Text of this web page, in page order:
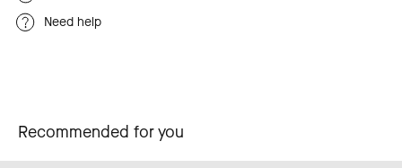
Need help
Recommended for you